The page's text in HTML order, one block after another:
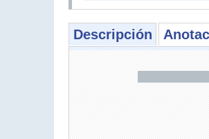
Descripción